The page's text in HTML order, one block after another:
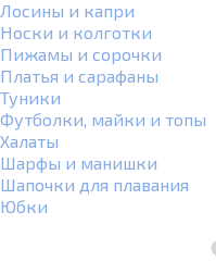
Лосины и капри
Носки и колготки
Пижамы и сорочки
Платья и сарафаны
Туники
Футболки, майки и топы
Халаты
Шарфы и манишки
Шапочки для плавания
Юбки